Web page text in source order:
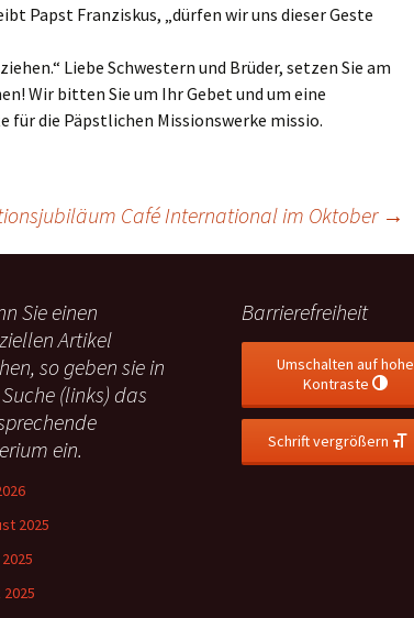
Wir sind Kirche (ext. Link)
Vereinsring Griesheim
(ext. Link)
Papst Franziskus, „dürfen wir uns dieser Geste
Liebe Schwestern und Brüder, setzen Sie am
Wir bitten Sie um Ihr Gebet und um eine
für die Päpstlichen Missionswerke missio.
Café International im Oktober →
Sie einen
Artikel
so geben sie in
(links) das
ein.
2025
Barrierefreiheit
Umschalten auf hohe
Kontraste
Schrift vergrößern